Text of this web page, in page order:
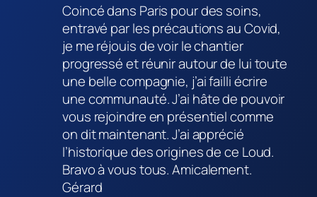
Coincé dans Paris pour des soins,
entravé par les précautions au Covid,
je me réjouis de voir le chantier
progressé et réunir autour de lui toute
une belle compagnie, j’ai failli écrire
une communauté. J’ai hâte de pouvoir
vous rejoindre en présentiel comme
on dit maintenant. J’ai apprécié
l’historique des origines de ce Loud.
Bravo à vous tous. Amicalement.
Gérard